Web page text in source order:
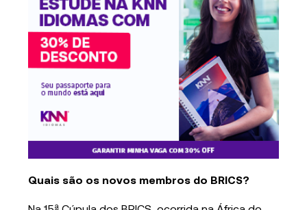
Quais são os novos membros do BRICS?